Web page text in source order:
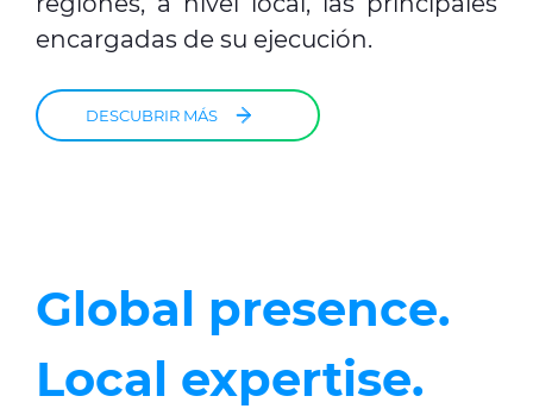
encargadas de su ejecución.
DESCUBRIR MÁS
Global presence.
Local expertise.